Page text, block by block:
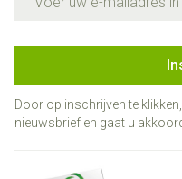
Door op inschrijven te
nieuwsbrief en gaat u